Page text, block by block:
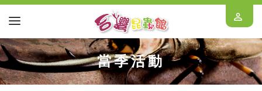
perm_identity
當季活動